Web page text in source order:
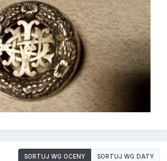
SORTUJ WG OCENY SORTUJ WG DATY